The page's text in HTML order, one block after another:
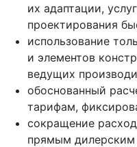
их адаптации,
проектирования
использование
и элементов
ведущих
обоснованный
тарифам,
сокращение
прямым дилерским